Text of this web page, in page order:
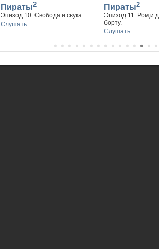
Пираты2
Эпизод 10. Свобода и скука.
Слушать
Пираты2
Эпизод 11. Ром,и
борту.
Слушать